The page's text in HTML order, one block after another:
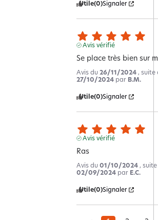
Utile(0)Signaler
Avis vérifié
Se place très bien sur
Avis du 26/11/2024 , suite
27/10/2024 par B.M.
Utile(0)Signaler
Avis vérifié
Ras
Avis du 01/10/2024 ,
02/09/2024 par E.C.
Utile(0)Signaler